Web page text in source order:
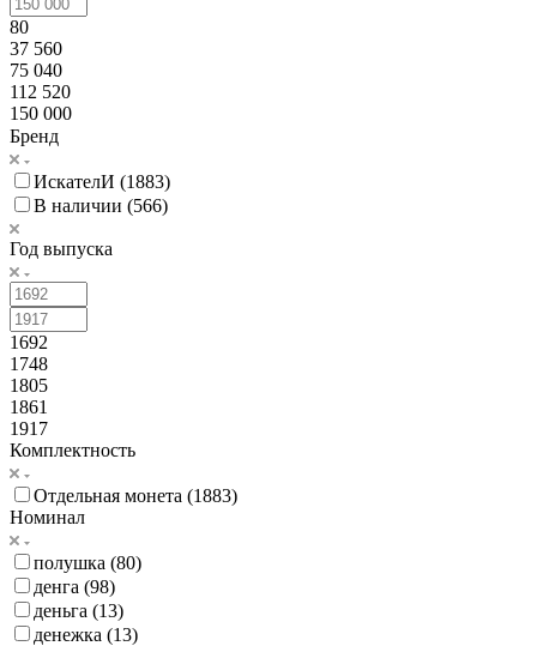
80
37 560
75 040
112 520
150 000
Бренд
ИскателИ (1883)
В наличии (566)
Год выпуска
1692
1748
1805
1861
1917
Комплектность
Отдельная монета (1883)
Номинал
полушка (80)
денга (98)
деньга (13)
денежка (13)